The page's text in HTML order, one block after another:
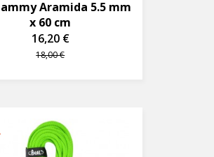
Aramida 5.5 mm
x 60 cm
16,20 €
18,00 €